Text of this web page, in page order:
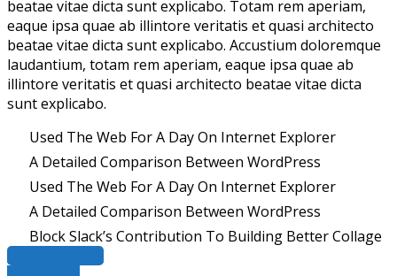
beatae vitae dicta sunt explicabo. Totam rem aperiam,
eaque ipsa quae ab illintore veritatis et quasi architecto
beatae vitae dicta sunt explicabo. Accustium doloremque
laudantium, totam rem aperiam, eaque ipsa quae ab
illintore veritatis et quasi architecto beatae vitae dicta
sunt explicabo.
Used The Web For A Day On Internet Explorer
A Detailed Comparison Between WordPress
Used The Web For A Day On Internet Explorer
A Detailed Comparison Between WordPress
Block Slack’s Contribution To Building Better Collage
OUR COURSES